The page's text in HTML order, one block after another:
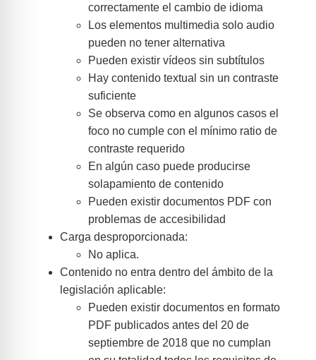
correctamente el cambio de idioma
Los elementos multimedia solo audio
pueden no tener alternativa
Pueden existir vídeos sin subtítulos
Hay contenido textual sin un contraste
suficiente
Se observa como en algunos casos el
foco no cumple con el mínimo ratio de
contraste requerido
En algún caso puede producirse
solapamiento de contenido
Pueden existir documentos PDF con
problemas de accesibilidad
Carga desproporcionada:
No aplica.
Contenido no entra dentro del ámbito de la
legislación aplicable:
Pueden existir documentos en formato
PDF publicados antes del 20 de
septiembre de 2018 que no cumplan